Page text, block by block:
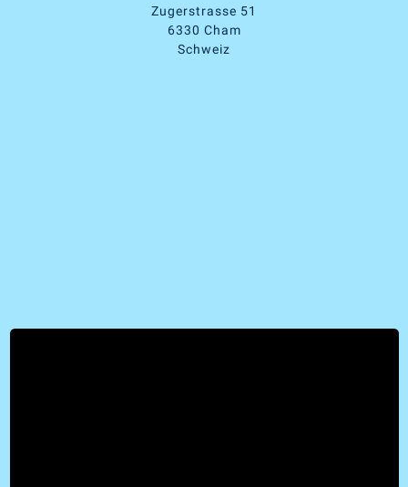
Zugerstrasse 51
6330 Cham
Schweiz